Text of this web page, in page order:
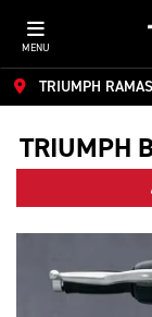
MENU
TRIUMPH
TRIUMPH